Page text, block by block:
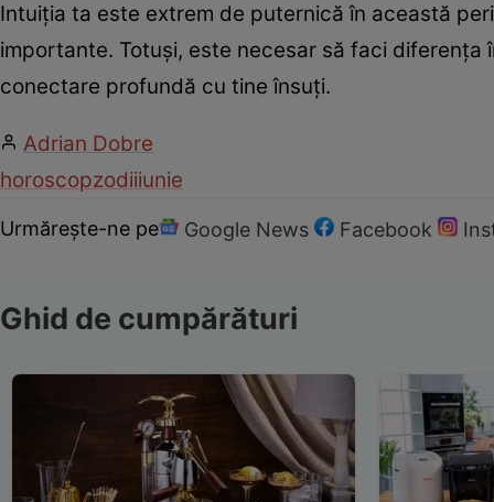
Intuiția ta este extrem de puternică în această
importante. Totuși, este necesar să faci
conectare profundă cu tine însuți.
Adrian Dobre
horoscopzodiiiunie
Urmărește-ne pe Google News Facebook
Ghid de cumpărături